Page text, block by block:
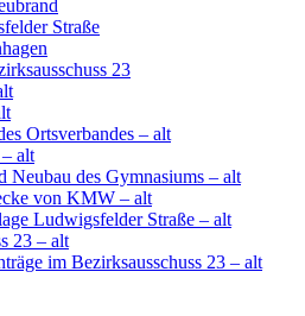
Straße
23
Ortsverbandes – alt
alt
Neubau des Gymnasiums – alt
von KMW – alt
Ludwigsfelder Straße – alt
23 – alt
im Bezirksausschuss 23 – alt